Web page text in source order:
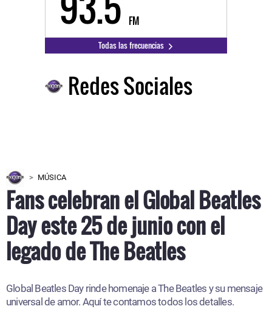
FM
Todas las frecuencias
Redes Sociales
MÚSICA
Fans celebran el Global Beatles
Day este 25 de junio con el
legado de The Beatles
Global Beatles Day rinde homenaje a The Beatles y su mensaje
universal de amor. Aquí te contamos todos los detalles.